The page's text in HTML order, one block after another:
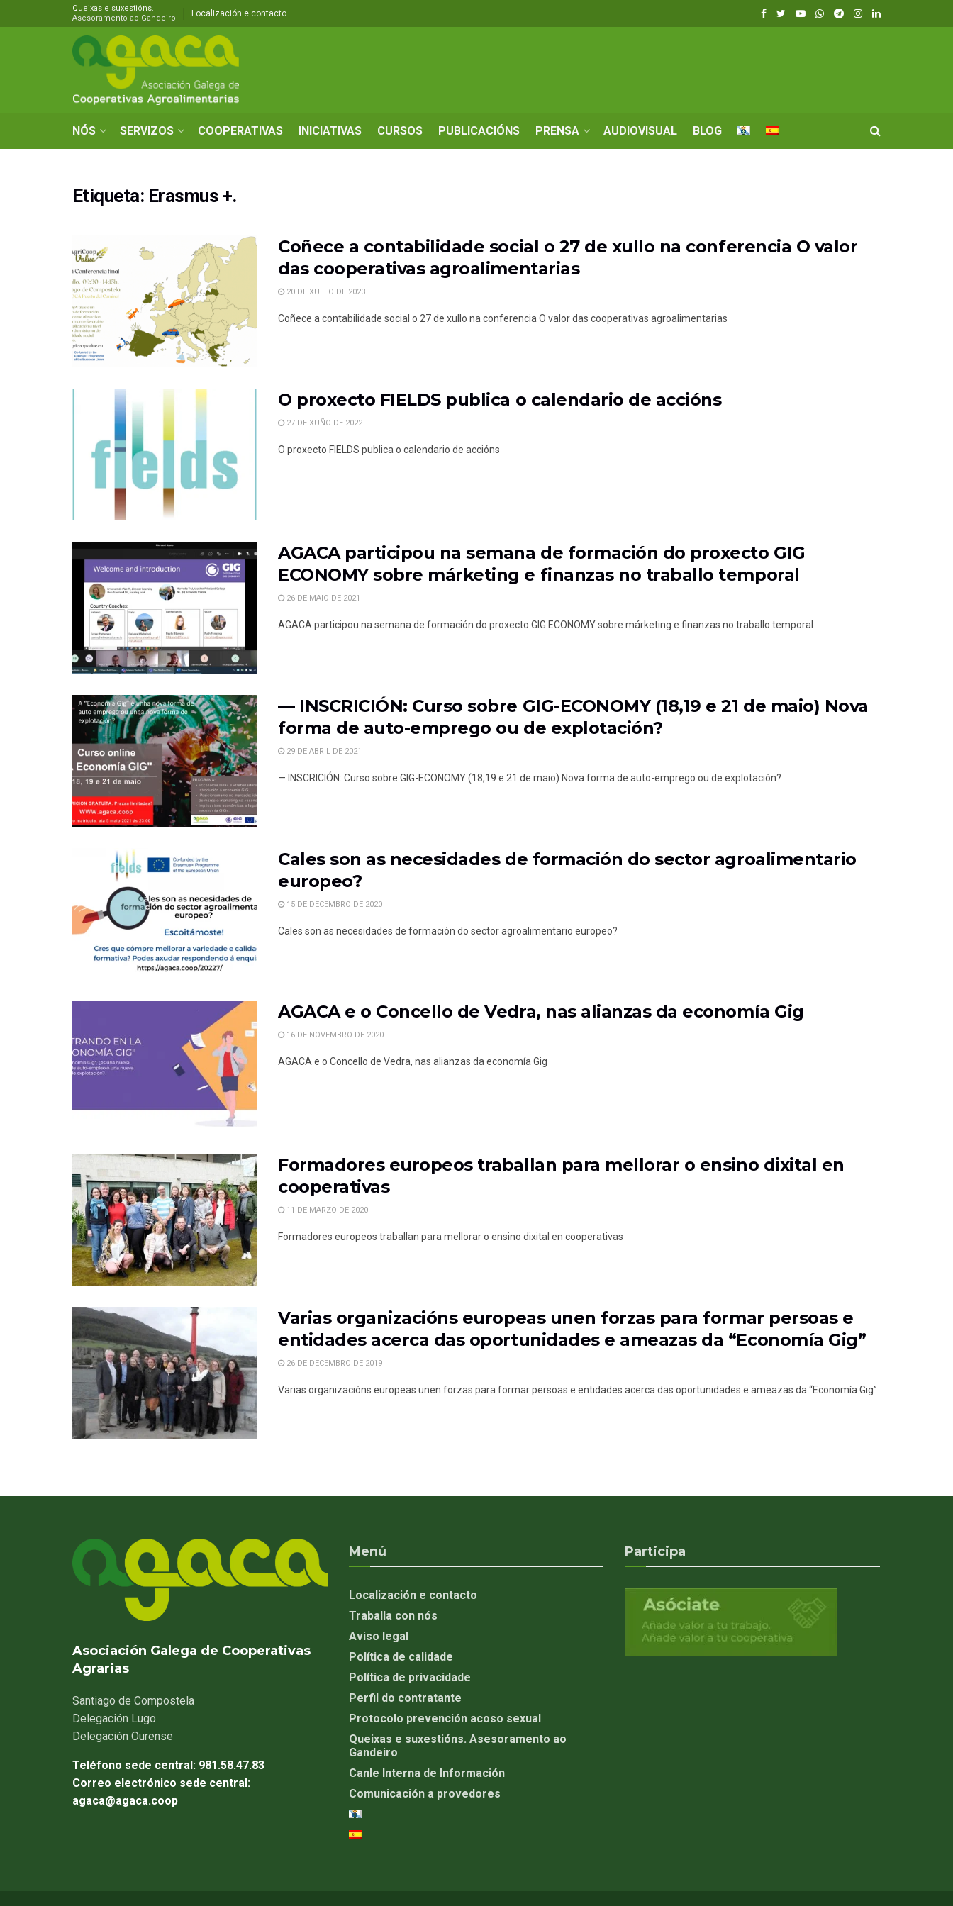
Queixas e suxestións.
Asesoramento ao Gandeiro
Localización e contacto
NÓS SERVIZOS COOPERATIVAS INICIATIVAS CURSOS PUBLICACIÓNS PRENSA AUDIOVISUAL BLOG
Etiqueta: Erasmus +.
Coñece a contabilidade social o 27 de xullo na conferencia O valor
das cooperativas agroalimentarias
20 DE XULLO DE 2023
Coñece a contabilidade social o 27 de xullo na conferencia O valor das cooperativas agroalimentarias
O proxecto FIELDS publica o calendario de accións
27 DE XUÑO DE 2022
O proxecto FIELDS publica o calendario de accións
AGACA participou na semana de formación do proxecto GIG
ECONOMY sobre márketing e finanzas no traballo temporal
26 DE MAIO DE 2021
AGACA participou na semana de formación do proxecto GIG ECONOMY sobre márketing e finanzas no traballo temporal
— INSCRICIÓN: Curso sobre GIG-ECONOMY (18,19 e 21 de maio) Nova
forma de auto-emprego ou de explotación?
29 DE ABRIL DE 2021
— INSCRICIÓN: Curso sobre GIG-ECONOMY (18,19 e 21 de maio) Nova forma de auto-emprego ou de explotación?
Cales son as necesidades de formación do sector agroalimentario
europeo?
15 DE DECEMBRO DE 2020
Cales son as necesidades de formación do sector agroalimentario europeo?
AGACA e o Concello de Vedra, nas alianzas da economía Gig
16 DE NOVEMBRO DE 2020
AGACA e o Concello de Vedra, nas alianzas da economía Gig
Formadores europeos traballan para mellorar o ensino dixital en
cooperativas
11 DE MARZO DE 2020
Formadores europeos traballan para mellorar o ensino dixital en cooperativas
Varias organizacións europeas unen forzas para formar persoas e
entidades acerca das oportunidades e ameazas da “Economía Gig”
26 DE DECEMBRO DE 2019
Varias organizacións europeas unen forzas para formar persoas e entidades acerca das oportunidades e ameazas da “Economía Gig”
Asociación Galega de Cooperativas
Agrarias
Santiago de Compostela
Delegación Lugo
Delegación Ourense
Teléfono sede central: 981.58.47.83
Correo electrónico sede central:
agaca@agaca.coop
Menú
Localización e contacto
Traballa con nós
Aviso legal
Política de calidade
Política de privacidade
Perfil do contratante
Protocolo prevención acoso sexual
Queixas e suxestións. Asesoramento ao
Gandeiro
Canle Interna de Información
Comunicación a provedores
Participa